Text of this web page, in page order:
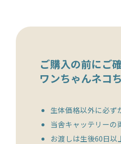
ご購入の前にご
ワンちゃんネコ
生体価格以外に必ず
当舎キャッテリーの
お渡しは生後60日以